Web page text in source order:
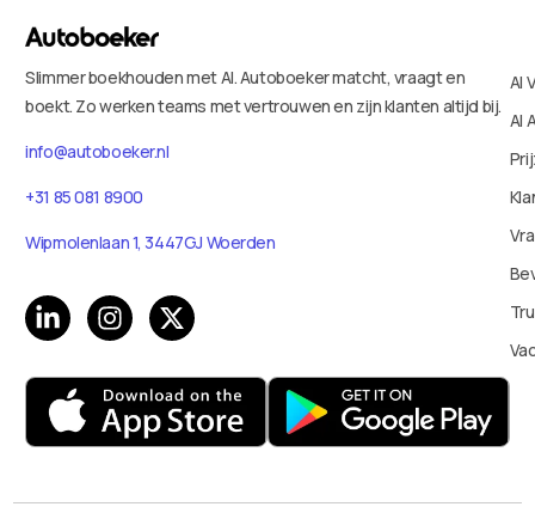
Slimmer boekhouden met AI. Autoboeker matcht, vraagt en
boekt. Zo werken teams met vertrouwen en zijn klanten altijd bij.
info@autoboeker.nl
+31 85 081 8900
Wipmolenlaan 1, 3447GJ Woerden
AI
AI